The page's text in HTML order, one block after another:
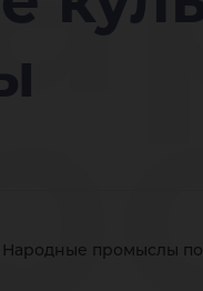
Народные промыслы